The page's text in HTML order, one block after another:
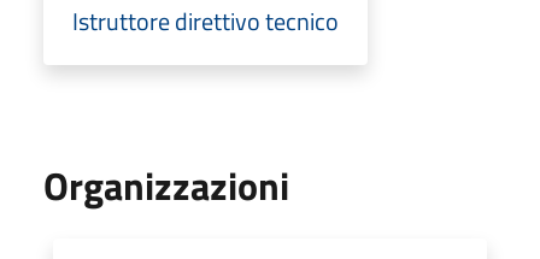
Istruttore direttivo tecnico
Organizzazioni